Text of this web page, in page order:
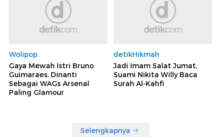
Wolipop
Gaya Mewah Istri Bruno
Guimaraes, Dinanti
Sebagai WAGs Arsenal
Paling Glamour
detikHikmah
Jadi Imam Salat Jumat,
Suami Nikita Willy Baca
Surah Al-Kahfi
Selengkapnya